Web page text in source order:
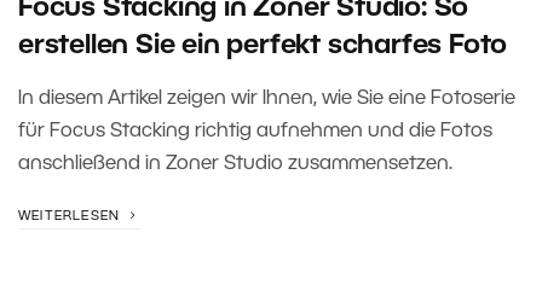
Focus Stacking in Zoner Studio: So
erstellen Sie ein perfekt scharfes Foto
In diesem Artikel zeigen wir Ihnen, wie Sie eine Fotoserie
für Focus Stacking richtig aufnehmen und die Fotos
anschließend in Zoner Studio zusammensetzen.
WEITERLESEN